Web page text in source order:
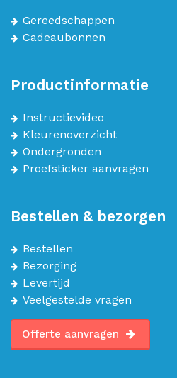
Gereedschappen
Cadeaubonnen
Productinformatie
Instructievideo
Kleurenoverzicht
Ondergronden
Proefsticker aanvragen
Bestellen & bezorgen
Bestellen
Bezorging
Levertijd
Veelgestelde vragen
Offerte aanvragen